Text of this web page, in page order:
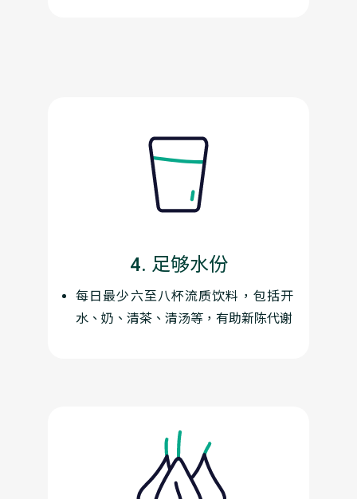
4. 足够水份
每日最少六至八杯流质饮料，包括开
水、奶、清茶、清汤等，有助新陈代谢